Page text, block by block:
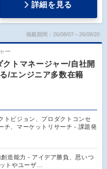
詳細を見る
掲載期間：26/08/07～26/08/20
ー
クトマネージャー/自社開
/エンジニア多数在籍
トビジョン、プロダクトコンセ
チ、マーケットリサーチ - 課題発
創造能力 - アイデア勝負、思いつ
トやユーザ…